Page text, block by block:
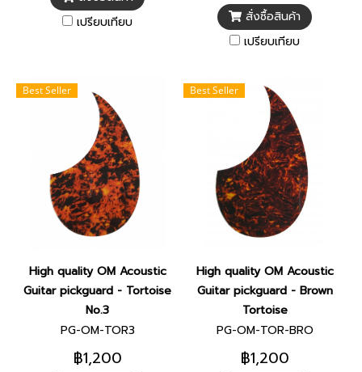
เปรียบเทียบ
สั่งซื้อสินค้า
เปรียบเทียบ
Best Seller
High quality OM Acoustic
Guitar pickguard - Tortoise
No.3
PG-OM-TOR3
฿1,200
Best Seller
High quality OM Acoustic
Guitar pickguard - Brown
Tortoise
PG-OM-TOR-BRO
฿1,200